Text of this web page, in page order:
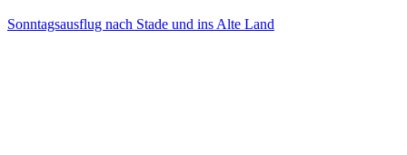
Sonntagsausflug nach Stade und ins Alte Land